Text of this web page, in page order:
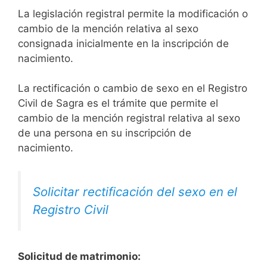
La legislación registral permite la modificación o
cambio de la mención relativa al sexo
consignada inicialmente en la inscripción de
nacimiento.
La rectificación o cambio de sexo en el Registro
Civil de Sagra es el trámite que permite el
cambio de la mención registral relativa al sexo
de una persona en su inscripción de
nacimiento.
Solicitar rectificación del sexo en el
Registro Civil
Solicitud de matrimonio: